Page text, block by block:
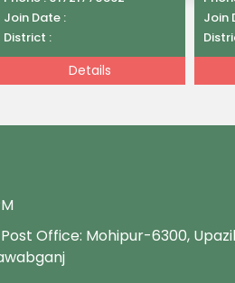
Join Date :
District :
Details
Join
Post Office: Mohipur-6300,